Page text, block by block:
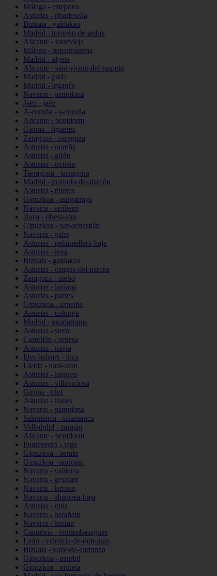
Málaga - estepona
Asturias - ribadesella
Bizkaia - galdakao
Madrid - torrejón-de-ardoz
Alicante - torrevieja
Málaga - benalmádena
Madrid - algete
Alicante - sant-vicent-del-raspeig
Madrid - parla
Madrid - leganés
Navarra - pamplona
Jaén - jaén
A-coruña - a-coruña
Alicante - benidorm
Girona - figueres
Zaragoza - zaragoza
Asturias - noreña
Asturias - gijón
Asturias - oviedo
Tarragona - tarragona
Madrid - pozuelo-de-alarcón
Asturias - mieres
Gipuzkoa - astigarraga
Navarra - erriberri
álava - ribera-alta
Gipuzkoa - san-sebastián
Navarra - galar
Asturias - peñamellera-baja
Asturias - lena
Bizkaia - galdakao
Asturias - cangas-del-narcea
Zaragoza - utebo
Asturias - laviana
Asturias - parres
Gipuzkoa - azpeitia
Asturias - colunga
Madrid - guadarrama
Asturias - siero
Castellón - orpesa
Asturias - navia
Illes-balears - inca
Lleida - naut-aran
Asturias - langreo
Asturias - villaviciosa
Girona - olot
Asturias - llanes
Navarra - pamplona
Salamanca - salamanca
Valladolid - zaratán
Alicante - benidorm
Pontevedra - vigo
Gipuzkoa - zerain
Gipuzkoa - andoain
Navarra - valtierra
Navarra - gesalatz
Navarra - larraun
Navarra - abaurrea-baja
Asturias - onís
Navarra - barañain
Navarra - baztan
Cantabria - entrambasaguas
León - valencia-de-don-juan
Bizkaia - valle-de-carranza
Gipuzkoa - usurbil
Gipuzkoa - urnieta